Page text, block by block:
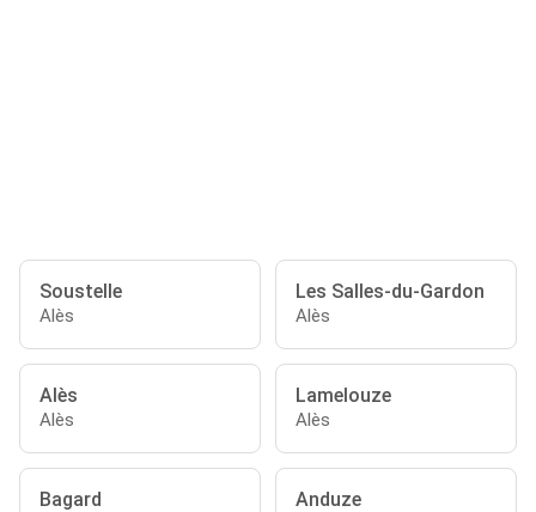
Soustelle
Alès
Les Salles-du-Gardon
Alès
Alès
Alès
Lamelouze
Alès
Bagard Anduze